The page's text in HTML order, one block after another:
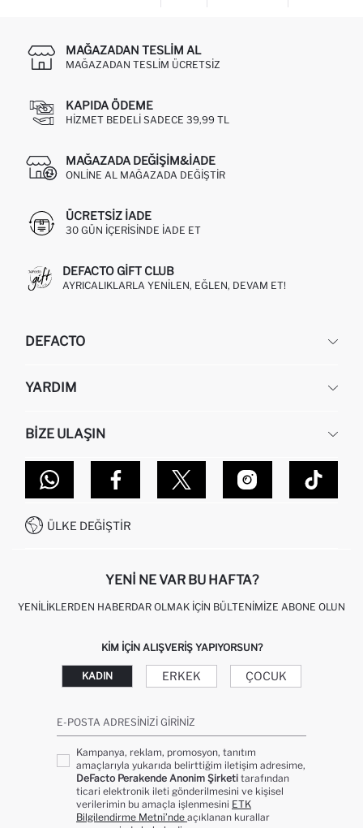
MAĞAZADAN TESLIM AL
MAĞAZADAN TESLIM ÜCRETSIZ
KAPIDA ÖDEME
HIZMET BEDELI SADECE 39,99 TL
MAĞAZADA DEĞIŞIM&İADE
ONLINE AL MAĞAZADA DEĞIŞTIR
ÜCRETSIZ IADE
30 GÜN IÇERISINDE IADE ET
DEFACTO GIFT CLUB
AYRICALIKLARLA YENILEN, EĞLEN, DEVAM ET!
DEFACTO
HAKKIMIZDA
KURUMSAL SATIŞ
DEFACTO TEKNOLOJI
SITEMAP
YARDIM
SIPARIŞIMI NASIL TAKIP EDERIM?
NASIL İADE EDERIM?
GIFT CLUB SIKÇA SORULAN SORULAR
İŞLEM REHBERI
KAMPANYALAR
BIZE ULAŞIN
MAĞAZALARIMIZ
İLETIŞIM FORMU
0850 333 22 86
ÜLKE DEĞIŞTIR
YENI NE VAR BU HAFTA?
YENILIKLERDEN HABERDAR OLMAK İÇIN BÜLTENIMIZE ABONE OLUN
KIM IÇIN ALIŞVERIŞ YAPIYORSUN?
KADIN ERKEK ÇOCUK
E-POSTA ADRESINIZI GIRINIZ
Kampanya, reklam, promosyon, tanıtım
amaçlarıyla yukarıda belirttiğim iletişim adresime,
DeFacto Perakende Anonim Şirketi tarafından
ticari elektronik ileti gönderilmesini ve kişisel
verilerimin bu amaçla işlenmesini ETK
Bilgilendirme Metni’nde açıklanan kurallar